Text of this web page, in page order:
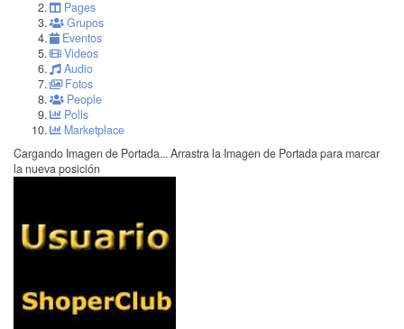
Pages
Grupos
Eventos
Videos
Audio
Fotos
People
Polls
Marketplace
Cargando Imagen de Portada... Arrastra la Imagen de Portada para marcar
la nueva posición